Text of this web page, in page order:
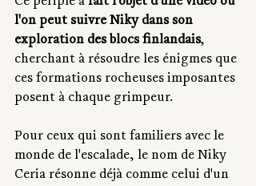
l'on peut suivre Niky dans son
exploration des blocs finlandais,
cherchant à résoudre les énigmes que
ces formations rocheuses imposantes
posent à chaque grimpeur.
Pour ceux qui sont familiers avec le
monde de l'escalade, le nom de Niky
Ceria résonne déjà comme celui d'un